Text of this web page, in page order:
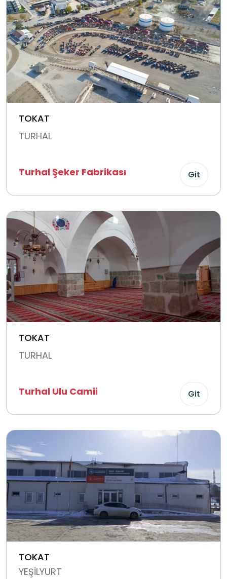
TOKAT
TURHAL
Turhal Şeker Fabrikası Git
TOKAT
TURHAL
Turhal Ulu Camii Git
TOKAT
YEŞİLYURT